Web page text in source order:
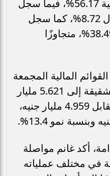
على متوسط حقوق الملكية 56.17%، فيما سجل
العائد على متوسط الأصول 8.72%، كما سجل
معدل كفاية رأس المال 38.49%، متجاوزًا
المالية المجمعة
للبنك وشركاته التابعة والشقيقة إلى 5.621 مليار
جنيه بعد ضرائب الدخل مقابل 4.959 مليار جنيه،
أكد غانم مواصلة
في مختلف عملياته